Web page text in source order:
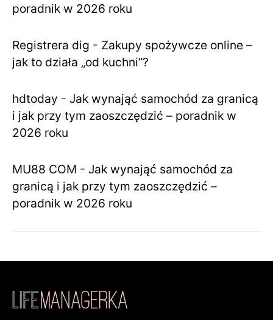
poradnik w 2026 roku
Registrera dig - Zakupy spożywcze online –
jak to działa „od kuchni”?
hdtoday - Jak wynająć samochód za granicą
i jak przy tym zaoszczędzić – poradnik w
2026 roku
MU88 COM - Jak wynająć samochód za
granicą i jak przy tym zaoszczędzić –
poradnik w 2026 roku